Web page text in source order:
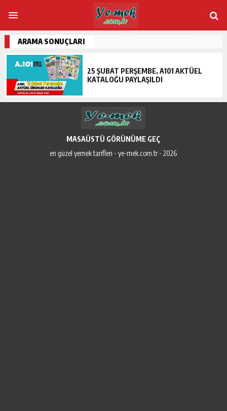
ARAMA SONUÇLARI
25 ŞUBAT PERŞEMBE, A101 AKTÜEL
KATALOĞU PAYLAŞILDI
MASAÜSTÜ GÖRÜNÜME GEÇ
en güzel yemek tarifleri - ye-mek.com.tr - 2026